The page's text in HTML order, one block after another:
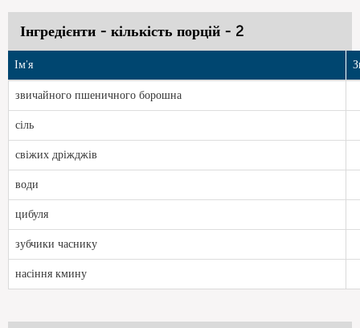
Інгредієнти - кількість порцій - 2
Ім'я
звичайного пшеничного борошна
сіль
свіжих дріжджів
води
цибуля
зубчики часнику
насіння кмину